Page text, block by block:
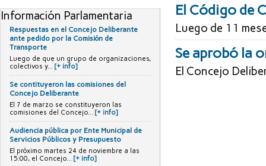
Información Parlamentaria
Respuestas en el Concejo Deliberante
ante pedido por la Comisión de
Transporte
Luego de que un grupo de organizaciones,
colectivos y... [+ info]
Se contituyeron las comisiones del
Concejo Deliberante
El 7 de marzo se constituyeron las
comisiones del Concejo... [+ info]
Audiencia pública por Ente Municipal de
Servicios Públicos y Presupuesto
El próximo martes 24 de noviembre a las
15:00, el Concejo... [+ info]
El Código de
Luego de 11
Se aprobó la
El Concejo